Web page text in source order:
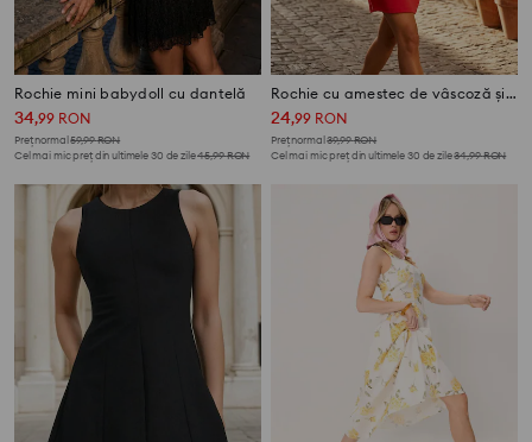
Rochie mini babydoll cu dantelă
34,99 RON
Preț normal59,99RON
Cel mai mic preț din ultimele 30 de zile45,99RON
Rochie cu amestec de vâscoză și legătura pe spate
24,99 RON
Preț normal39,99RON
Cel mai mic preț din ultimele 30 de zile34,99RON